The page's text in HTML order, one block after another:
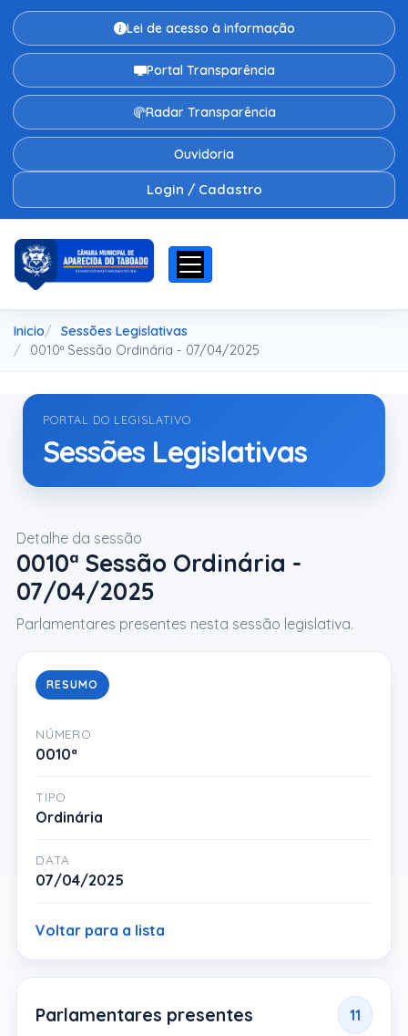
Lei de acesso à informação
Portal Transparência
Radar Transparência
Ouvidoria
Login / Cadastro
Inicio
Sessões Legislativas
0010ª Sessão Ordinária - 07/04/2025
PORTAL DO LEGISLATIVO
Sessões Legislativas
Detalhe da sessão
0010ª Sessão Ordinária -
07/04/2025
Parlamentares presentes nesta sessão legislativa.
RESUMO
NÚMERO
0010ª
TIPO
Ordinária
DATA
07/04/2025
Voltar para a lista
Parlamentares presentes 11